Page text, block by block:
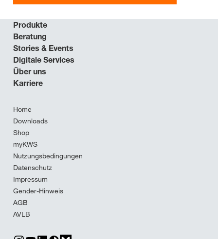
Produkte
Beratung
Stories & Events
Digitale Services
Über uns
Karriere
Home
Downloads
Shop
myKWS
Nutzungsbedingungen
Datenschutz
Impressum
Gender-Hinweis
AGB
AVLB